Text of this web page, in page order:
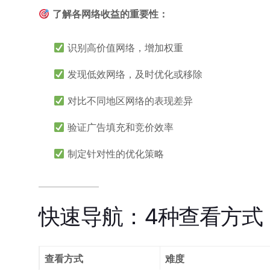
了解各网络收益的重要性：
识别高价值网络，增加权重
发现低效网络，及时优化或移除
对比不同地区网络的表现差异
验证广告填充和竞价效率
制定针对性的优化策略
快速导航：4种查看方式
查看方式 难度